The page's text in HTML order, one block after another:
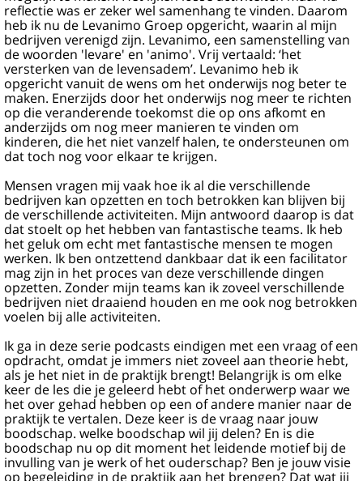
reflectie was er zeker wel samenhang te vinden. Daarom
heb ik nu de Levanimo Groep opgericht, waarin al mijn
bedrijven verenigd zijn. Levanimo, een samenstelling van
de woorden 'levare' en 'animo'. Vrij vertaald: ‘het
versterken van de levensadem’. Levanimo heb ik
opgericht vanuit de wens om het onderwijs nog beter te
maken. Enerzijds door het onderwijs nog meer te richten
op die veranderende toekomst die op ons afkomt en
anderzijds om nog meer manieren te vinden om
kinderen, die het niet vanzelf halen, te ondersteunen om
dat toch nog voor elkaar te krijgen.
Mensen vragen mij vaak hoe ik al die verschillende
bedrijven kan opzetten en toch betrokken kan blijven bij
de verschillende activiteiten. Mijn antwoord daarop is dat
dat stoelt op het hebben van fantastische teams. Ik heb
het geluk om echt met fantastische mensen te mogen
werken. Ik ben ontzettend dankbaar dat ik een facilitator
mag zijn in het proces van deze verschillende dingen
opzetten. Zonder mijn teams kan ik zoveel verschillende
bedrijven niet draaiend houden en me ook nog betrokken
voelen bij alle activiteiten.
Ik ga in deze serie podcasts eindigen met een vraag of een
opdracht, omdat je immers niet zoveel aan theorie hebt,
als je het niet in de praktijk brengt! Belangrijk is om elke
keer de les die je geleerd hebt of het onderwerp waar we
het over gehad hebben op een of andere manier naar de
praktijk te vertalen. Deze keer is de vraag naar jouw
boodschap. welke boodschap wil jij delen? En is die
boodschap nu op dit moment het leidende motief bij de
invulling van je werk of het ouderschap? Ben je jouw visie
op begeleiding in de praktijk aan het brengen? Dat wat jij